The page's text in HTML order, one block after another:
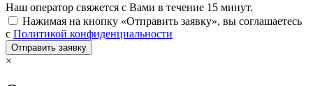
Наш оператор свяжется с Вами в течение 15 минут.
Нажимая на кнопку «Отправить заявку», вы соглашаетесь
с Политикой конфиденциальности
×